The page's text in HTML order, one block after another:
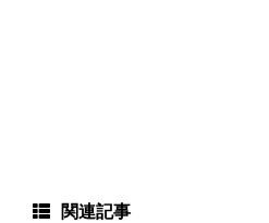
関連記事